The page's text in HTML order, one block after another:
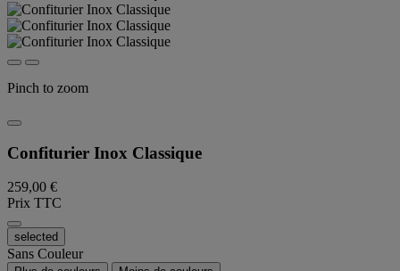
Pinch to zoom
Confiturier Inox Classique
259,00 €
Prix TTC
selected
Sans Couleur